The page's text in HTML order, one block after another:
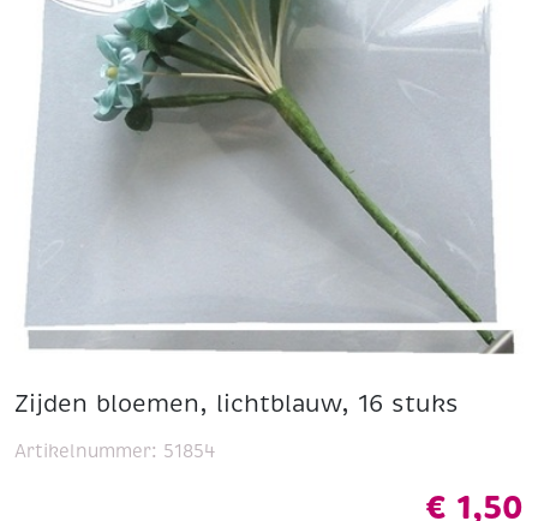
Zijden bloemen, lichtblauw, 16 stuks
€ 1,50
Artikelnummer: 51854